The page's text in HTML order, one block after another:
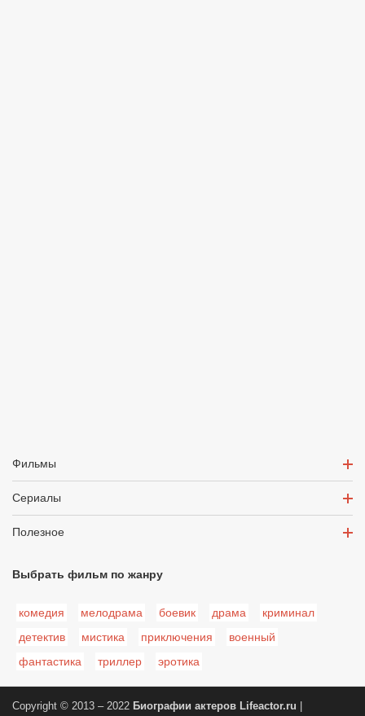
Фильмы
Сериалы
Полезное
Выбрать фильм по жанру
комедия мелодрама боевик драма
криминал
детектив
мистика приключения
военный
фантастика
триллер эротика
Copyright © 2013 – 2022 Биографии актеров Lifeactor.ru